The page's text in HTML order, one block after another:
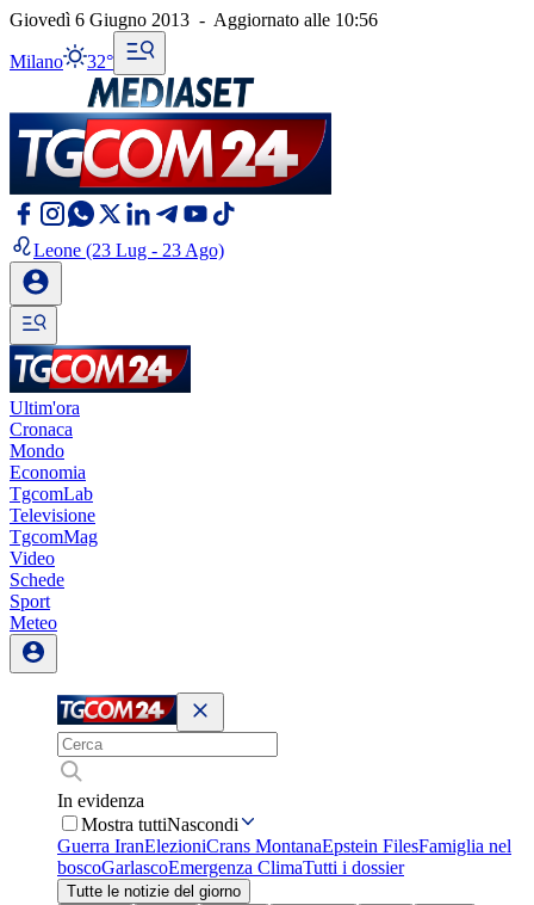
Giovedì 6 Giugno 2013 - Aggiornato alle 10:56
Milano 32°
Leone (23 Lug - 23 Ago)
Ultim'ora
Cronaca
Mondo
Economia
TgcomLab
Televisione
TgcomMag
Video
Schede
Sport
Meteo
In evidenza
Mostra tuttiNascondi
Guerra IranElezioniCrans MontanaEpstein FilesFamiglia nel
boscoGarlascoEmergenza ClimaTutti i dossier
Tutte le notizie del giorno